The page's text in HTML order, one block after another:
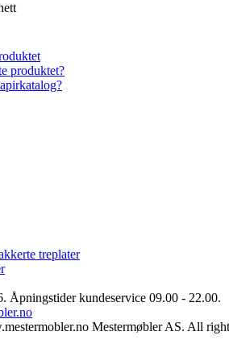
produktet?
treplater
Åpningstider kundeservice 09.00 - 22.00.
Mestermøbler AS. All